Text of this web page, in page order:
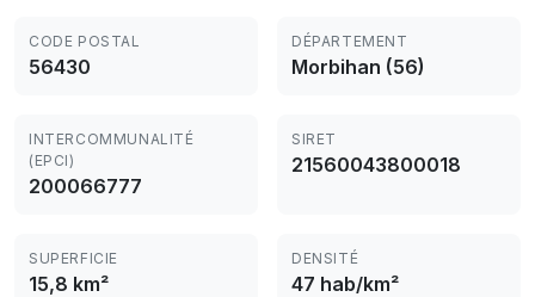
CODE POSTAL
56430
DÉPARTEMENT
Morbihan (56)
INTERCOMMUNALITÉ
(EPCI)
200066777
SIRET
21560043800018
SUPERFICIE
15,8 km²
DENSITÉ
47 hab/km²